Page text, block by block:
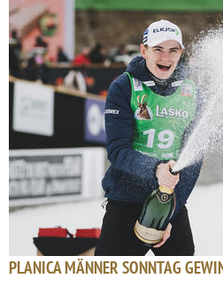
PLANICA MÄNNER SONNTAG